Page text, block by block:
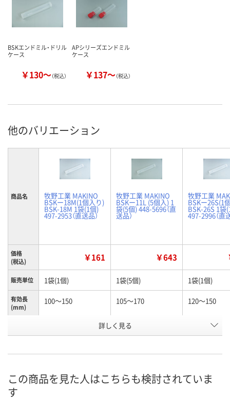
BSKエンドミル・ドリル
ケース
￥130～（税込）
APシリーズエンドミル
ケース
￥137～（税込）
他のバリエーション
商品名 牧野工業 MAKINO
BSKー18M(1個入り)
BSK-18M 1袋(1個)
497-2953（直送品）
牧野工業 MAKINO
BSKー11L (5個入) 1
袋(5個) 448-5696（直
送品）
牧野工業
BSKー26S(1
BSK-26S 1袋
497-2996（直
価格
(税込)
￥161 ￥643
販売単位 1袋(1個) 1袋(5個) 1袋(1個)
有効長
(mm)
100～150 105～170 120～150
K960603 N261116
詳しく見る
この商品を見た人はこちらも検討されていま
す